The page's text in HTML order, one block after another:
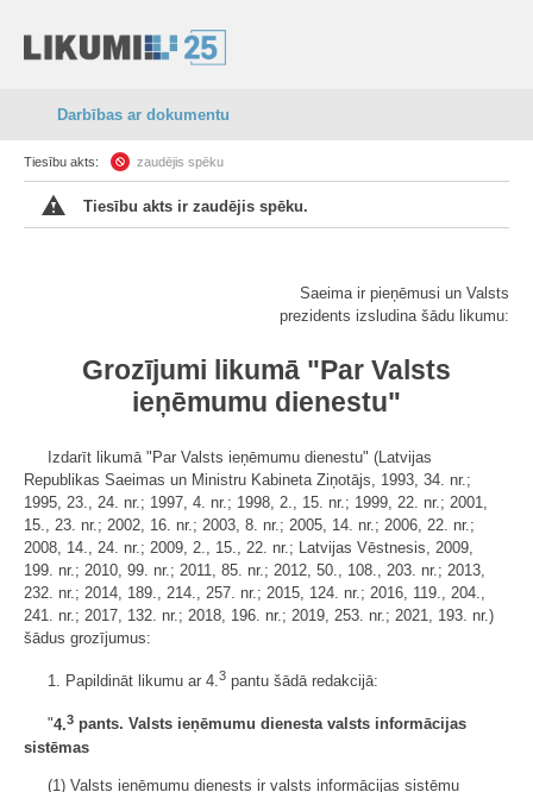
Darbības ar dokumentu
Tiesību akts: zaudējis spēku
Tiesību akts ir zaudējis spēku.
Saeima ir pieņēmusi un Valsts
prezidents izsludina šādu likumu:
Grozījumi likumā "Par Valsts
ieņēmumu dienestu"
Izdarīt likumā "Par Valsts ieņēmumu dienestu" (Latvijas
Republikas Saeimas un Ministru Kabineta Ziņotājs, 1993, 34. nr.;
1995, 23., 24. nr.; 1997, 4. nr.; 1998, 2., 15. nr.; 1999, 22. nr.; 2001,
15., 23. nr.; 2002, 16. nr.; 2003, 8. nr.; 2005, 14. nr.; 2006, 22. nr.;
2008, 14., 24. nr.; 2009, 2., 15., 22. nr.; Latvijas Vēstnesis, 2009,
199. nr.; 2010, 99. nr.; 2011, 85. nr.; 2012, 50., 108., 203. nr.; 2013,
232. nr.; 2014, 189., 214., 257. nr.; 2015, 124. nr.; 2016, 119., 204.,
241. nr.; 2017, 132. nr.; 2018, 196. nr.; 2019, 253. nr.; 2021, 193. nr.)
šādus grozījumus:
1. Papildināt likumu ar 4.3 pantu šādā redakcijā:
"4.3 pants. Valsts ieņēmumu dienesta valsts informācijas
sistēmas
(1) Valsts ieņēmumu dienests ir valsts informācijas sistēmu